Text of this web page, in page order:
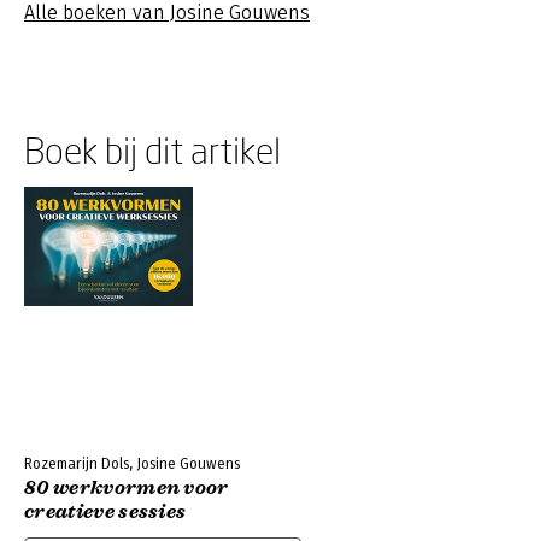
Alle boeken van Josine Gouwens
Boek bij dit artikel
Rozemarijn Dols, Josine Gouwens
80 werkvormen voor
creatieve sessies